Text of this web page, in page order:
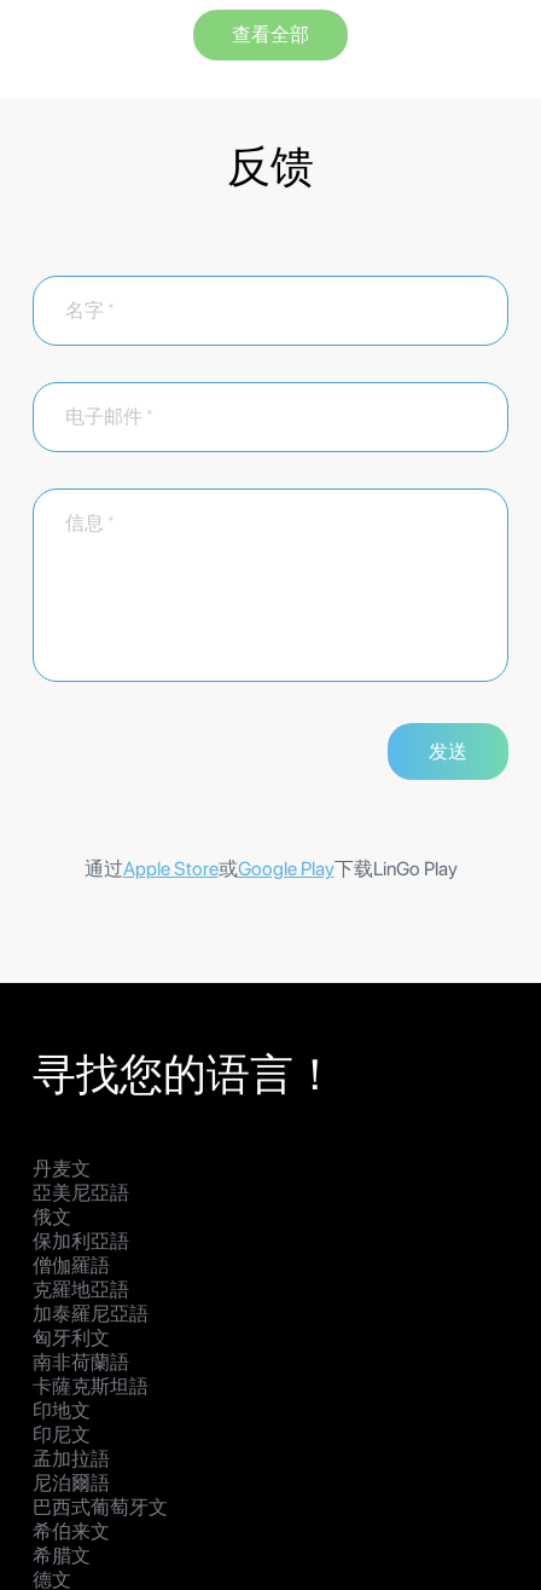
查看全部
反馈
通过Apple Store或Google Play下载LinGo Play
寻找您的语言！
丹麦文
亞美尼亞語
俄文
保加利亞語
僧伽羅語
克羅地亞語
加泰羅尼亞語
匈牙利文
南非荷蘭語
卡薩克斯坦語
印地文
印尼文
孟加拉語
尼泊爾語
巴西式葡萄牙文
希伯来文
希腊文
德文